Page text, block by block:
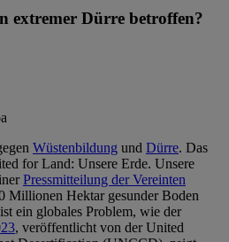
extremer Dürre betroffen?
Wüstenbildung und Dürre. Das
for Land: Unsere Erde. Unsere
Pressmitteilung der Vereinten
Millionen Hektar gesunder Boden
ein globales Problem, wie der
, veröffentlicht von der United